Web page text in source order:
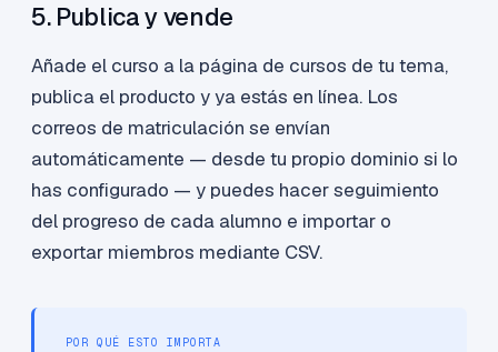
5. Publica y vende
Añade el curso a la página de cursos de tu tema,
publica el producto y ya estás en línea. Los
correos de matriculación se envían
automáticamente — desde tu propio dominio si lo
has configurado — y puedes hacer seguimiento
del progreso de cada alumno e importar o
exportar miembros mediante CSV.
POR QUÉ ESTO IMPORTA